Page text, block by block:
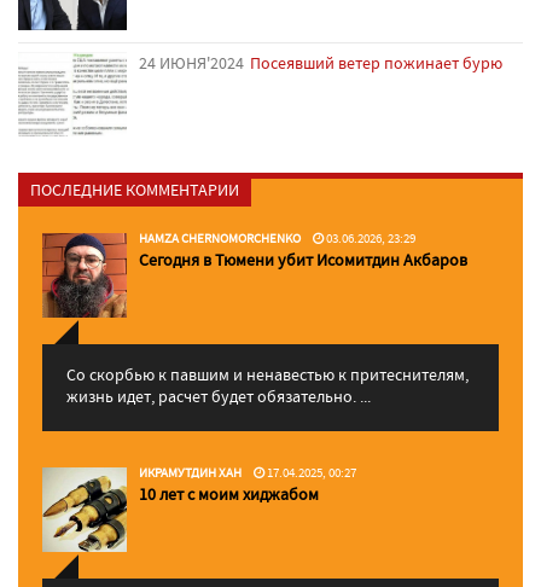
24 ИЮНЯ'2024 Посеявший ветер пожинает бурю
ПОСЛЕДНИЕ КОММЕНТАРИИ
HAMZA CHERNOMORCHENKO 03.06.2026, 23:29
Сегодня в Тюмени убит Исомитдин Акбаров
Со скорбью к павшим и ненавестью к притеснителям,
жизнь идет, расчет будет обязательно. ...
ИКРАМУТДИН ХАН 17.04.2025, 00:27
10 лет с моим хиджабом